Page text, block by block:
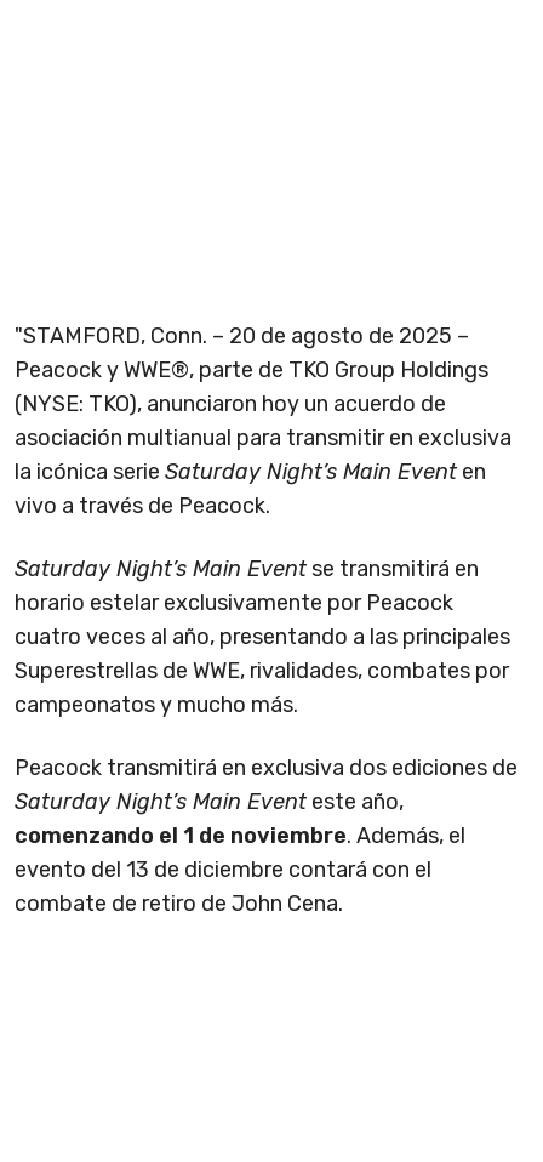
"STAMFORD, Conn. – 20 de agosto de 2025 –
Peacock y WWE®, parte de TKO Group Holdings
(NYSE: TKO), anunciaron hoy un acuerdo de
asociación multianual para transmitir en exclusiva
la icónica serie Saturday Night’s Main Event en
vivo a través de Peacock.
Saturday Night’s Main Eventse transmitirá en
horario estelar exclusivamente por Peacock
cuatro veces al año, presentando a las principales
Superestrellas de WWE, rivalidades, combates por
campeonatos y mucho más.
Peacock transmitirá en exclusiva dos ediciones de
Saturday Night’s Main Event este año,
comenzando el 1 de noviembre. Además, el
evento del 13 de diciembre contará con el
combate de retiro de John Cena.